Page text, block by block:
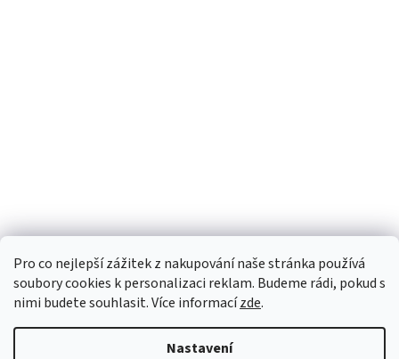
Pro co nejlepší zážitek z nakupování naše stránka používá
soubory cookies k personalizaci reklam. Budeme rádi, pokud s
nimi budete souhlasit. Více informacízde.
Nastavení